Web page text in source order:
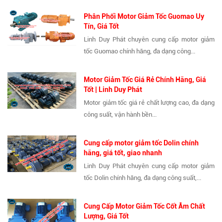
Phân Phối Motor Giảm Tốc Guomao Uy
Tín, Giá Tốt
Linh Duy Phát chuyên cung cấp motor giảm
tốc Guomao chính hãng, đa dạng công...
Motor Giảm Tốc Giá Rẻ Chính Hãng, Giá
Tốt | Linh Duy Phát
Motor giảm tốc giá rẻ chất lượng cao, đa dạng
công suất, vận hành bền...
Cung cấp motor giảm tốc Dolin chính
hãng, giá tốt, giao nhanh
Linh Duy Phát chuyên cung cấp motor giảm
tốc Dolin chính hãng, đa dạng công suất,...
Cung Cấp Motor Giảm Tốc Cốt Âm Chất
Lượng, Giá Tốt